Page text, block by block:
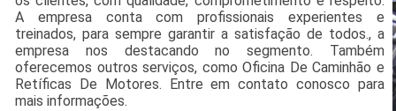
A empresa conta com profissionais experientes e
treinados, para sempre garantir a satisfação de todos., a
empresa nos destacando no segmento. Também
oferecemos outros serviços, como Oficina De Caminhão e
Retíficas De Motores. Entre em contato conosco para
mais informações.